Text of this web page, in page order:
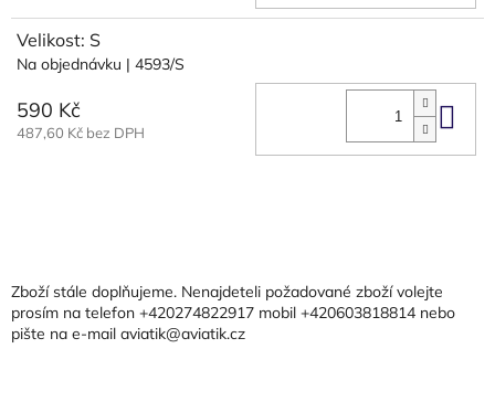
Velikost: S
Na objednávku | 4593/S
590 Kč
487,60 Kč bez DPH Do
aZboží stále doplňujeme. Nenajdeteli požadované zboží volejte
prosím na telefon +420274822917 mobil +420603818814 nebo
pište na e-mail aviatik@aviatik.cz